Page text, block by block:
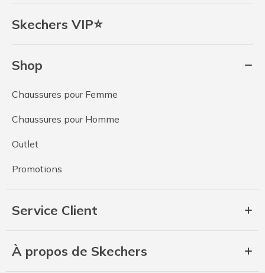
Skechers VIP⭐
Shop
Chaussures pour Femme
Chaussures pour Homme
Outlet
Promotions
Service Client
À propos de Skechers